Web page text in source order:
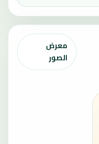
معرض
الصور